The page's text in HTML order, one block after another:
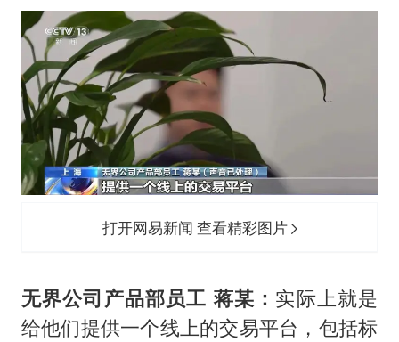
打开网易新闻 查看精彩图片
无界公司产品部员工 蒋某： 实际上就是
给他们提供一个线上的交易平台，包括标